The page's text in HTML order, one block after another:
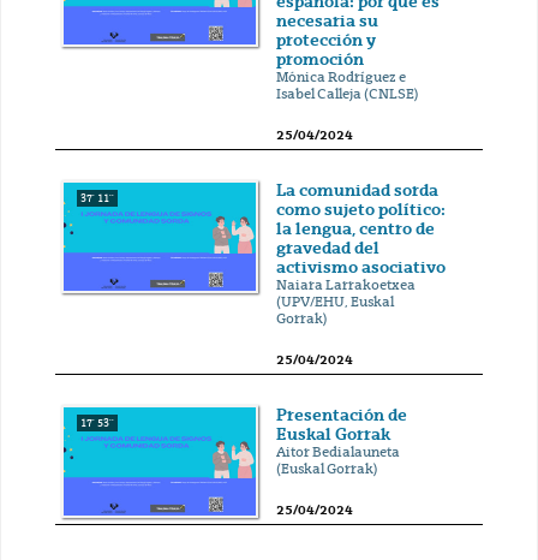
necesaria su
protección y
promoción
Mónica Rodríguez e
Isabel Calleja (CNLSE)
25/04/2024
37' 11''
La comunidad sorda
como sujeto político:
la lengua, centro de
gravedad del
activismo asociativo
Naiara Larrakoetxea
(UPV/EHU, Euskal
Gorrak)
25/04/2024
17' 53''
Presentación de
Euskal Gorrak
Aitor Bedialauneta
(Euskal Gorrak)
25/04/2024